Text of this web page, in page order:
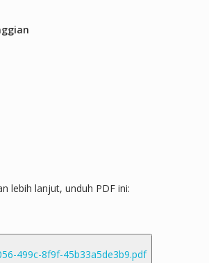
lebih lanjut, unduh PDF ini: